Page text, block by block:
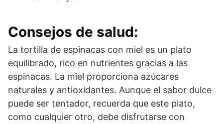
Consejos de salud:
La tortilla de espinacas con miel es un plato
equilibrado, rico en nutrientes gracias a las
espinacas. La miel proporciona azúcares
naturales y antioxidantes. Aunque el sabor dulce
puede ser tentador, recuerda que este plato,
como cualquier otro, debe disfrutarse con